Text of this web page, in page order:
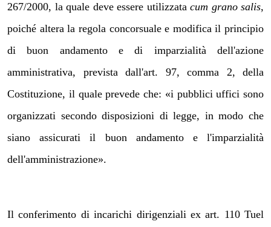
267/2000, la quale deve essere utilizzata cum grano salis,
poiché altera la regola concorsuale e modifica il principio
di buon andamento e di imparzialità dell'azione
amministrativa, prevista dall'art. 97, comma 2, della
Costituzione, il quale prevede che: «i pubblici uffici sono
organizzati secondo disposizioni di legge, in modo che
siano assicurati il buon andamento e l'imparzialità
dell'amministrazione».
Il conferimento di incarichi dirigenziali ex art. 110 Tuel